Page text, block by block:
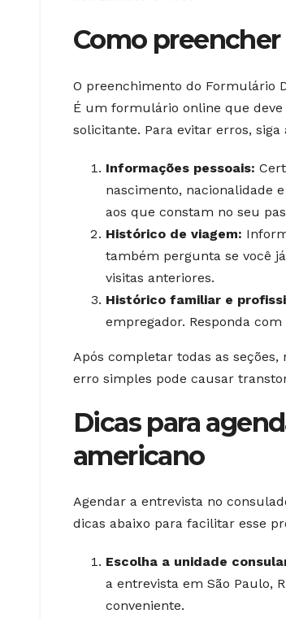
Como
O preenchimento do Formulário
É um formulário online que
solicitante. Para evitar erros, siga
Informações pessoais:
nascimento, nacionalidade
aos que constam no seu
Histórico de viagem:
também pergunta se você
visitas anteriores.
Histórico familiar e
empregador. Responda
Após completar todas as
erro simples pode causar
Dicas para
americano
Agendar a entrevista no
dicas abaixo para facilitar esse
Escolha a unidade
a entrevista em São Paulo,
conveniente.